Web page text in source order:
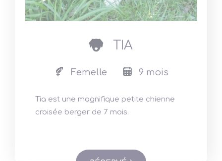
dog TIA
Femelle 9 mois
Tia est une magnifique petite chienne
croisée berger de 7 mois.